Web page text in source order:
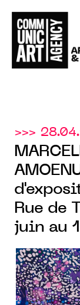
>>>
Rue de
juin au